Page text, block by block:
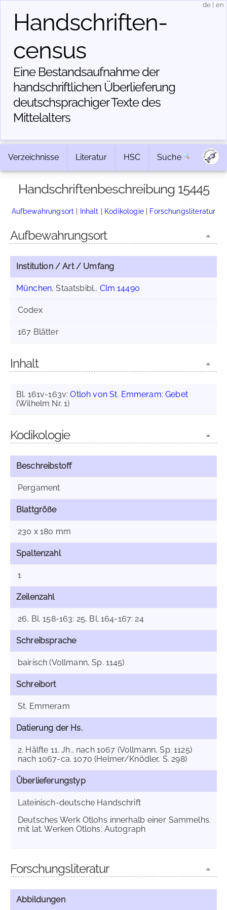
Handschriften­
census
Eine Bestandsaufnahme der
handschriftlichen Über­lieferung
deutschsprachiger Texte des
Mittelalters
de en
Verzeichnisse Literatur HSC Suche
Handschriftenbeschreibung 15445
Aufbewahrungsort | Inhalt | Kodikologie| Forschungsliteratur
Aufbewahrungsort
Institution / Art / Umfang
München, Staatsbibl., Clm 14490
Codex
167 Blätter
Inhalt
Bl. 161v-163v:Otloh von St. Emmeram:Gebet
(Wilhelm Nr. 1)
Kodikologie
Beschreibstoff
Pergament
Blattgröße
230 x 180 mm
Spaltenzahl
1
Zeilenzahl
26, Bl. 158-163: 25, Bl. 164-167: 24
Schreibsprache
bairisch (Vollmann, Sp. 1145)
Schreibort
St. Emmeram
Datierung der Hs.
2. Hälfte 11. Jh., nach 1067 (Vollmann, Sp. 1125)
nach 1067-ca. 1070 (Helmer/Knödler, S. 298)
Überlieferungstyp
Lateinisch-deutsche Handschrift
Deutsches Werk Otlohs innerhalb einer Sammelhs.
mit lat. Werken Otlohs; Autograph
Forschungsliteratur
Abbildungen